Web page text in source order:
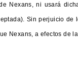
Nexans, ni usará
Sin perjuicio de
Nexans, a efectos de